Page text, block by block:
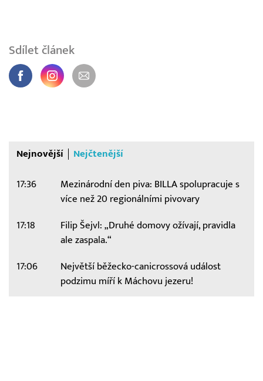
Sdílet článek
Nejnovější Nejčtenější
17:36
Mezinárodní den piva: BILLA spolupracuje s
více než 20 regionálními pivovary
17:18
Filip Šejvl: „Druhé domovy ožívají, pravidla
ale zaspala.“
17:06
Největší běžecko-canicrossová událost
podzimu míří k Máchovu jezeru!